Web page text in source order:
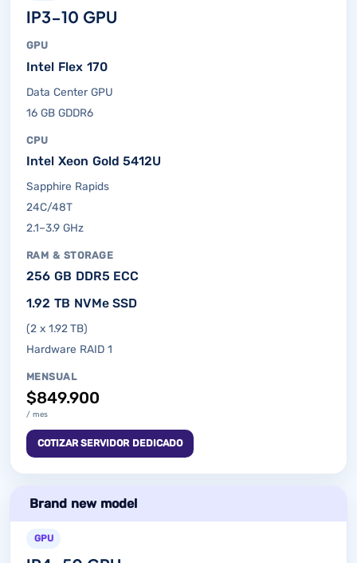
IP3-10 GPU
GPU
Intel Flex 170
Data Center GPU
16 GB GDDR6
CPU
Intel Xeon Gold 5412U
Sapphire Rapids
24C/48T
2.1–3.9 GHz
RAM & STORAGE
256 GB DDR5 ECC
1.92 TB NVMe SSD
(2 x 1.92 TB)
Hardware RAID 1
MENSUAL
$849.900
/ mes
COTIZAR SERVIDOR DEDICADO
GPU